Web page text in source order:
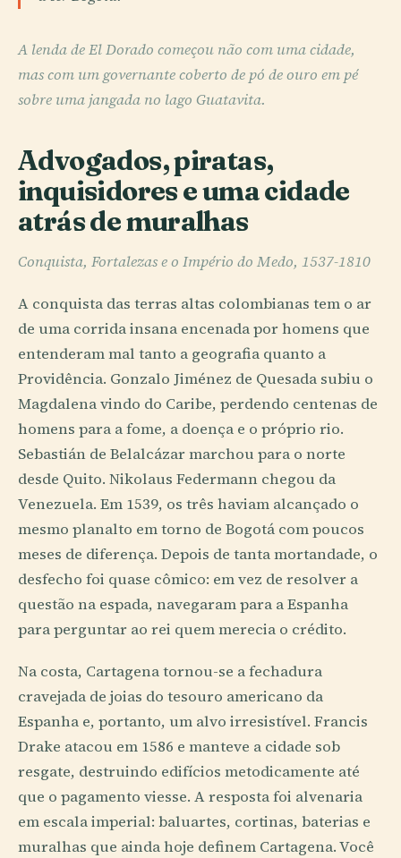
A lenda de El Dorado começou não com uma cidade,
mas com um governante coberto de pó de ouro em pé
sobre uma jangada no lago Guatavita.
Advogados, piratas,
inquisidores e uma cidade
atrás de muralhas
Conquista, Fortalezas e o Império do Medo, 1537-1810
A conquista das terras altas colombianas tem o ar
de uma corrida insana encenada por homens que
entenderam mal tanto a geografia quanto a
Providência. Gonzalo Jiménez de Quesada subiu o
Magdalena vindo do Caribe, perdendo centenas de
homens para a fome, a doença e o próprio rio.
Sebastián de Belalcázar marchou para o norte
desde Quito. Nikolaus Federmann chegou da
Venezuela. Em 1539, os três haviam alcançado o
mesmo planalto em torno de Bogotá com poucos
meses de diferença. Depois de tanta mortandade, o
desfecho foi quase cômico: em vez de resolver a
questão na espada, navegaram para a Espanha
para perguntar ao rei quem merecia o crédito.
Na costa, Cartagena tornou-se a fechadura
cravejada de joias do tesouro americano da
Espanha e, portanto, um alvo irresistível. Francis
Drake atacou em 1586 e manteve a cidade sob
resgate, destruindo edifícios metodicamente até
que o pagamento viesse. A resposta foi alvenaria
em escala imperial: baluartes, cortinas, baterias e
muralhas que ainda hoje definem Cartagena. Você